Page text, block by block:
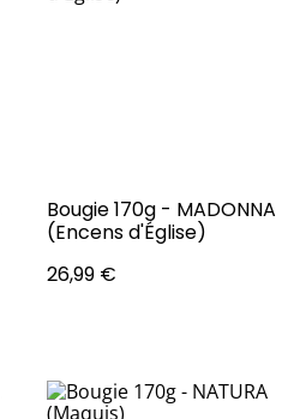
Bougie 170g - MADONNA
(Encens d'Église)
26,99 €